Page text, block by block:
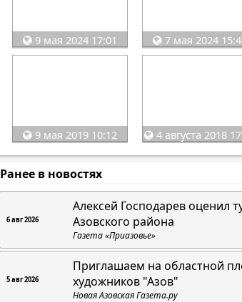
9 мая 2024 17:01 7 мая 2024
9 мая 2019 10:12 4 августа 2018
Ранее в новостях
6 авг 2026
Алексей Господарев оценил
Азовского района
Газета «Приазовье»
5 авг 2026
Приглашаем на областной
художников "Азов"
Новая Азовская Газета.ру